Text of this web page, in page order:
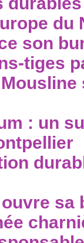
du
son
tiges
: un
sa